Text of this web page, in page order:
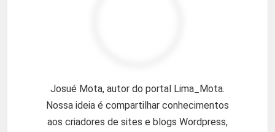
Josué Mota, autor do portal Lima_Mota.
Nossa ideia é compartilhar conhecimentos
aos criadores de sites e blogs Wordpress,